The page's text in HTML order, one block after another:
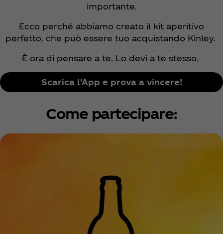
importante.
Ecco perché abbiamo creato il kit aperitivo
perfetto, che può essere tuo acquistando Kinley.
È ora di pensare a te. Lo devi a te stesso.
Scarica l'App e prova a vincere!
Come partecipare: